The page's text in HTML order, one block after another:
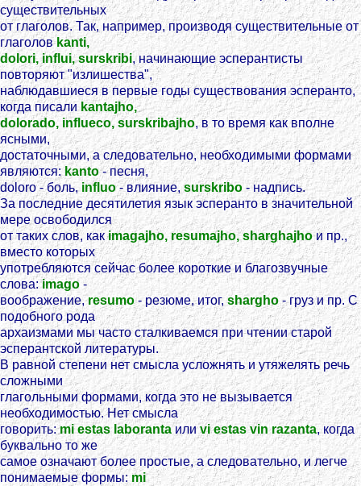
существительных
от глаголов. Так, например, производя существительные от
глаголов kanti,
dolori, influi, surskribi, начинающие эсперантисты
повторяют "излишества",
наблюдавшиеся в первые годы существования эсперанто,
когда писали kantajho,
dolorado, influeco, surskribajho, в то время как вполне
ясными,
достаточными, а следовательно, необходимыми формами
являются:kanto- песня,
doloro - боль, influo- влияние,surskribo - надпись.
За последние десятилетия язык эсперанто в значительной
мере освободился
от таких слов, какimagajho, resumajho, sharghajhoи пр.,
вместо которых
употребляются сейчас более короткие и благозвучные
слова:imago -
воображение,resumo - резюме, итог, shargho - груз и пр. С
подобного рода
архаизмами мы часто сталкиваемся при чтении старой
эсперантской литературы.
В равной степени нет смысла усложнять и утяжелять речь
сложными
глагольными формами, когда это не вызывается
необходимостью. Нет смысла
говорить:mi estas laborantaилиvi estas vin razanta, когда
буквально то же
самое означают более простые, а следовательно, и легче
понимаемые формы: mi